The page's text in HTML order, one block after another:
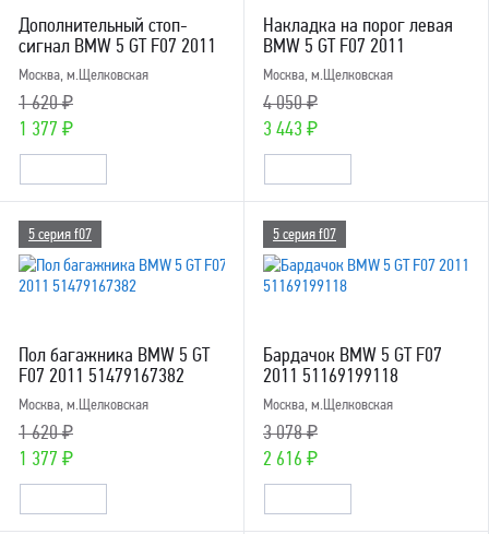
Дополнительный стоп-
сигнал BMW 5 GT F07 2011
Москва, м.Щелковская
1 620 ₽
1 377 ₽
Накладка на порог левая
BMW 5 GT F07 2011
Москва, м.Щелковская
4 050 ₽
3 443 ₽
5 серия f07
Пол багажника BMW 5 GT
F07 2011 51479167382
Москва, м.Щелковская
1 620 ₽
1 377 ₽
5 серия f07
Бардачок BMW 5 GT F07
2011 51169199118
Москва, м.Щелковская
3 078 ₽
2 616 ₽